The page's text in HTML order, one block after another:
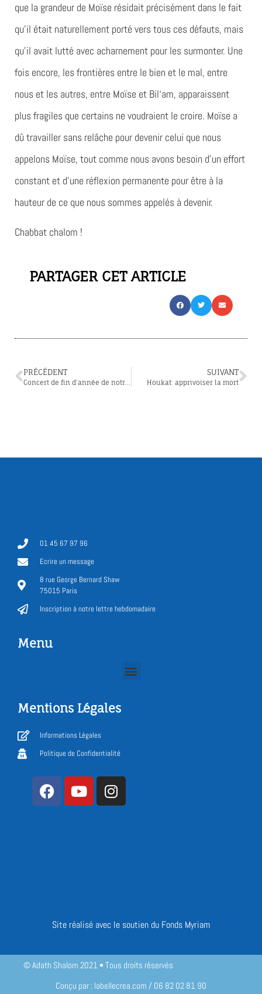
que la grandeur de Moïse résidait précisément dans le fait
qu’il était naturellement porté vers tous ces défauts, mais
qu’il avait lutté avec acharnement pour les surmonter. Une
fois encore, les frontières entre le bien et le mal, entre
nous et les autres, entre Moïse et Bil‘am, apparaissent
plus fragiles que certains ne voudraient le croire. Moïse a
dû travailler sans relâche pour devenir celui que nous
appelons Moïse, tout comme nous avons besoin d’un effort
constant et d’une réflexion permanente pour être à la
hauteur de ce que nous sommes appelés à devenir.
Chabbat chalom !
PARTAGER CET ARTICLE
PRÉCÉDENT SUIVANT
Houkat: apprivoiser la mort
01 45 67 97 96
Ecrire un message
8 rue George Bernard Shaw
75015 Paris
Inscription à notre lettre hebdomadaire
Menu
Mentions Légales
Informations Légales
Politique de Confidentialité
Site réalisé avec le soutien du Fonds Myriam
© Adath Shalom 2021 • Tous droits réservés
Conçu par : labellecrea.com / 06 82 02 81 90